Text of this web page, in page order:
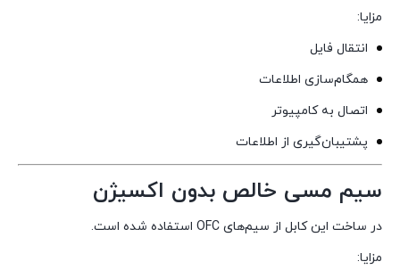
مزایا:
انتقال فایل
همگام‌سازی اطلاعات
اتصال به کامپیوتر
پشتیبان‌گیری از اطلاعات
سیم مسی خالص بدون اکسیژن
در ساخت این کابل از سیم‌های OFC استفاده شده است.
مزایا: